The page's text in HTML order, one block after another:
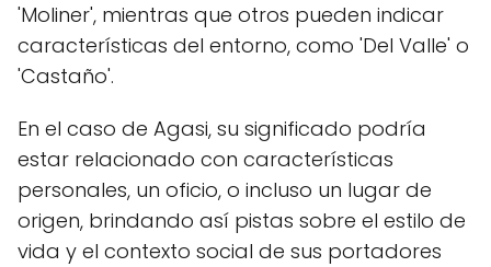
'Moliner', mientras que otros pueden indicar
características del entorno, como 'Del Valle' o
'Castaño'.
En el caso de Agasi, su significado podría
estar relacionado con características
personales, un oficio, o incluso un lugar de
origen, brindando así pistas sobre el estilo de
vida y el contexto social de sus portadores